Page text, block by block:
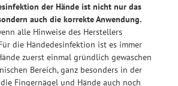
der Hände ist nicht nur das
auch die korrekte Anwendung.
alle Hinweise des Herstellers
die Händedesinfektion ist es immer
zuerst einmal gründlich gewaschen
Bereich, ganz besonders in der
Fingernägel und Hände auch noch